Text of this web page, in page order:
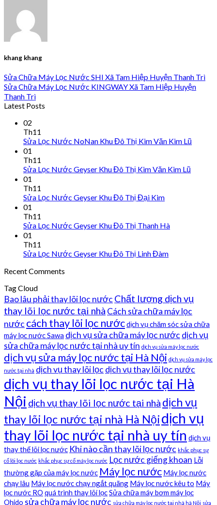
khang khang
Sửa Chữa Máy Lọc Nước SHI Xã Tam Hiệp Huyện Thanh Trì
Sửa Chữa Máy Lọc Nước KINGWAY Xã Tam Hiệp Huyện
Thanh Trì
Latest Posts
02
Th11
Sửa Lọc Nước NoNan Khu Đô Thị Kim Văn Kim Lũ
01
Th11
Sửa Lọc Nước Geyser Khu Đô Thị Kim Văn Kim Lũ
01
Th11
Sửa Lọc Nước Geyser Khu Đô Thị Đại Kim
01
Th11
Sửa Lọc Nước Geyser Khu Đô Thị Thanh Hà
01
Th11
Sửa Lọc Nước Geyser Khu Đô Thị Linh Đàm
Recent Comments
Tag Cloud
Bao lâu phải thay lõi lọc nước Chất lượng dịch vụ
thay lõi lọc nước tại nhà Cách sửa chữa máy lọc
nước cách thay lõi lọc nướcdịch vụ chăm sóc sửa chữa
máy lọc nước Sawa dịch vụ sửa chữa máy lọc nước dịch vụ
sửa chữa máy lọc nước tại nhà uy tín dịch vụ sửa máy lọc nước
dịch vụ sửa máy lọc nước tại Hà Nội dịch vụ sửa máy lọc
nước tại nhà dịch vụ thay lõi lọc dịch vụ thay lõi lọc nước
dịch vụ thay lõi lọc nước tại Hà
Nội dịch vụ thay lõi lọc nước tại nhà dịch vụ
thay lõi lọc nước tại nhà Hà Nộidịch vụ
thay lõi lọc nước tại nhà uy tín dịch vụ
thay thế lõi lọc nước Khi nào cần thay lõi lọc nước khắc phục sự
cố lõi lọc nước khắc phục sự cố máy lọc nước Lọc nước giếng khoan Lỗi
thường gặp của máy lọc nước Máy lọc nước Máy lọc nước
chạy lâu Máy lọc nước chạy ngắt quãng Máy lọc nước kêu to Máy
lọc nước RO quá trình thay lõi lọcSửa chữa máy bơm máy lọc
Ohido sửa chữa máy lọc nước sửa chữa máy lọc nước tại nhà hà Nội sửa